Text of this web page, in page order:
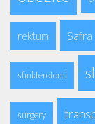
rektum Safra
sfinkterotomi
surgery